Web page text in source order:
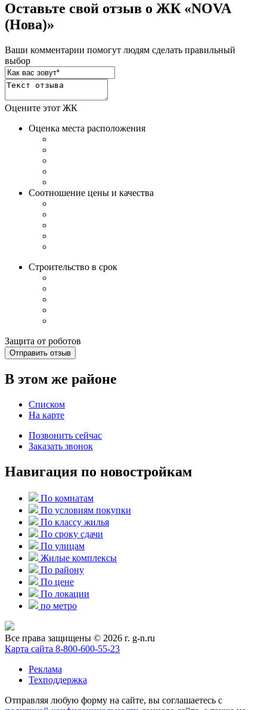
Оставьте свой отзыв о ЖК «NOVA
(Нова)»
Ваши комментарии помогут людям сделать правильный
выбор
Оцените этот ЖК
Оценка места расположения
Соотношение цены и качества
Строительство в срок
Защита от роботов
Отправить отзыв
В этом же районе
Списком
На карте
Позвонить сейчас
Заказать звонок
Навигация по новостройкам
По комнатам
По условиям покупки
По классу жилья
По сроку сдачи
По улицам
Жилые комплексы
По району
По цене
По локации
по метро
Все права защищены © 2026 г. g-n.ru
Карта сайта 8-800-600-55-23
Реклама
Техподдержка
Отправляя любую форму на сайте, вы соглашаетесь с